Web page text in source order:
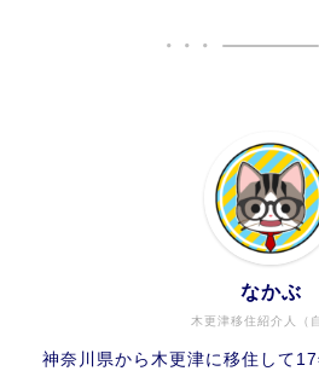
木更津移住紹介人（
なかぶ
神奈川県から木更津に移住して